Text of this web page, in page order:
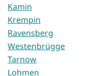
Kamin
Krempin
Ravensberg
Westenbrügge
Tarnow
Lohmen